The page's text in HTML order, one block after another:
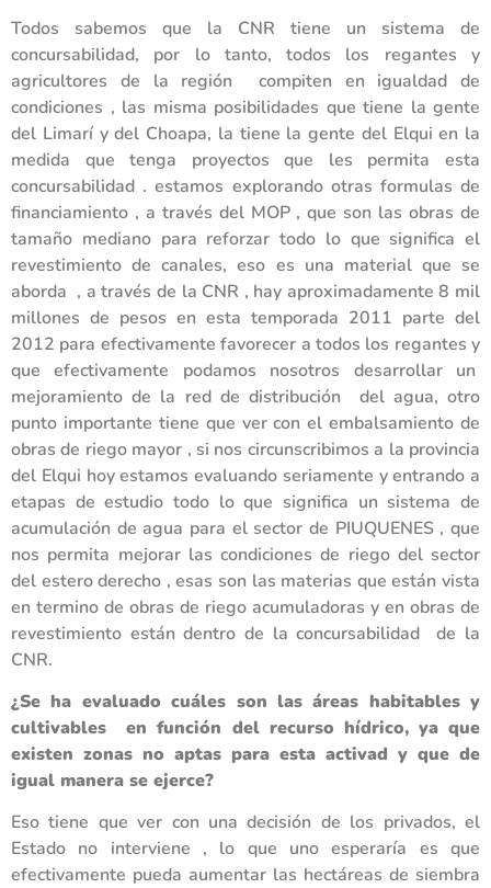
Todos sabemos que la CNR tiene un sistema de
concursabilidad, por lo tanto, todos los regantes y
agricultores de la región compiten en igualdad de
condiciones , las misma posibilidades que tiene la gente
del Limarí y del Choapa, la tiene la gente del Elqui en la
medida que tenga proyectos que les permita esta
concursabilidad . estamos explorando otras formulas de
financiamiento , a través del MOP , que son las obras de
tamaño mediano para reforzar todo lo que significa el
revestimiento de canales, eso es una material que se
aborda , a través de la CNR , hay aproximadamente 8 mil
millones de pesos en esta temporada 2011 parte del
2012 para efectivamente favorecer a todos los regantes y
que efectivamente podamos nosotros desarrollar un
mejoramiento de la red de distribución del agua, otro
punto importante tiene que ver con el embalsamiento de
obras de riego mayor , si nos circunscribimos a la provincia
del Elqui hoy estamos evaluando seriamente y entrando a
etapas de estudio todo lo que significa un sistema de
acumulación de agua para el sector de PIUQUENES , que
nos permita mejorar las condiciones de riego del sector
del estero derecho , esas son las materias que están vista
en termino de obras de riego acumuladoras y en obras de
revestimiento están dentro de la concursabilidad de la
CNR.
¿Se ha evaluado cuáles son las áreas habitables y
cultivables en función del recurso hídrico, ya que
existen zonas no aptas para esta activad y que de
igual manera se ejerce?
Eso tiene que ver con una decisión de los privados, el
Estado no interviene , lo que uno esperaría es que
efectivamente pueda aumentar las hectáreas de siembra